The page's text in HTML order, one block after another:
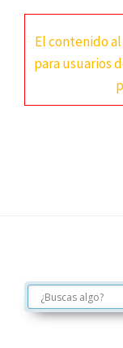
El contenido
para usuarios
Footer